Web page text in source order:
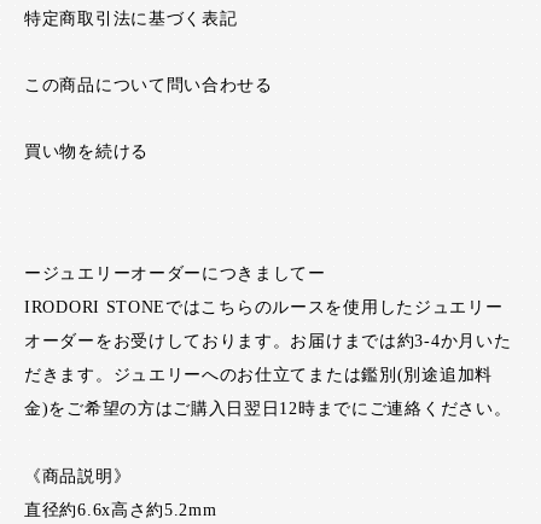
特定商取引法に基づく表記
この商品について問い合わせる
買い物を続ける
ージュエリーオーダーにつきましてー
IRODORI STONEではこちらのルースを使用したジュエリー
オーダーをお受けしております。お届けまでは約3-4か月いた
だきます。ジュエリーへのお仕立てまたは鑑別(別途追加料
金)をご希望の方はご購入日翌日12時までにご連絡ください。
《商品説明》
直径約6.6x高さ約5.2mm